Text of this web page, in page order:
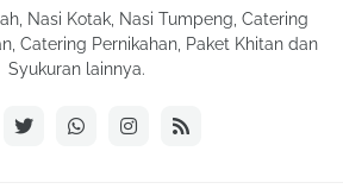
Nasi Kotak, Nasi Tumpeng, Catering
Catering Pernikahan, Paket Khitan dan
Syukuran lainnya.